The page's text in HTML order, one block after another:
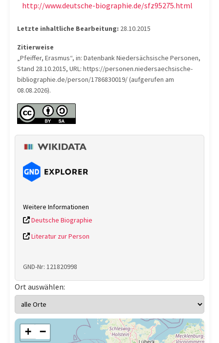
http://www.deutsche-biographie.de/sfz95275.html
Letzte inhaltliche Bearbeitung: 28.10.2015
Zitierweise
„Pfeiffer, Erasmus“, in: Datenbank Niedersächsische Personen,
Stand 28.10.2015, URL: https://personen.niedersaechsische-
bibliographie.de/person/1786830019/ (aufgerufen am
08.08.2026).
Weitere Informationen
Deutsche Biographie
Literatur zur Person
GND-Nr: 121820998
Ort auswählen:
+ −